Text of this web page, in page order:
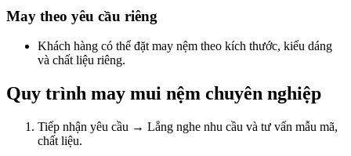
May theo yêu cầu riêng
Khách hàng có thể đặt may nệm theo kích thước, kiểu dáng
và chất liệu riêng.
Quy trình may mui nệm chuyên nghiệp
Tiếp nhận yêu cầu → Lắng nghe nhu cầu và tư vấn mẫu mã,
chất liệu.